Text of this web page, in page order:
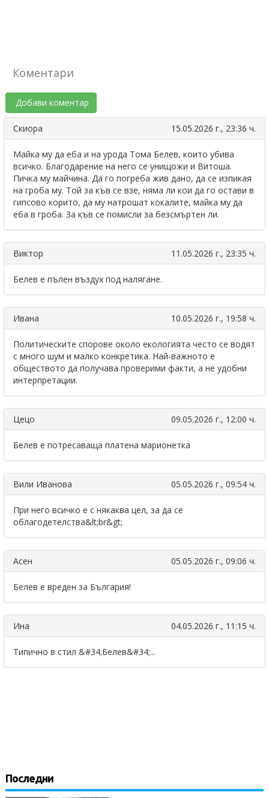
Коментари
Добави коментар
Скиора 15.05.2026 г., 23:36 ч.
Майка му да еба и на урода Тома Белев, които убива
всичко. Благодарение на него се унищожи и Витоша.
Пичка му майчина. Да го погреба жив дано, да се изпикая
на гроба му. Той за къв се взе, няма ли кои да го остави в
гипсово корито, да му натрошат кокалите, майка му да
еба в гроба. За къв се помисли за безсмъртен ли.
Виктор 11.05.2026 г., 23:35 ч.
Белев е пълен въздух под налягане.
Ивана 10.05.2026 г., 19:58 ч.
Политическите спорове около екологията често се водят
с много шум и малко конкретика. Най-важното е
обществото да получава проверими факти, а не удобни
интерпретации.
Цецо 09.05.2026 г., 12:00 ч.
Белев е потресаваща платена марионетка
Вили Иванова 05.05.2026 г., 09:54 ч.
При него всичко е с някаква цел, за да се
облагодетелства&lt;br&gt;
Асен 05.05.2026 г., 09:06 ч.
Белев е вреден за България!
Ина 04.05.2026 г., 11:15 ч.
Типично в стил &#34;Белев&#34;...
Последни